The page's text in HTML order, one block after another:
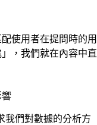
使用者在提問時的用
，我們就在內容中直
響
我們對數據的分析方